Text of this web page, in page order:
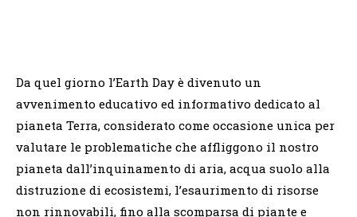
Da quel giorno l’Earth Day è divenuto un
avvenimento educativo ed informativo dedicato al
pianeta Terra, considerato come occasione unica per
valutare le problematiche che affliggono il nostro
pianeta dall’inquinamento di aria, acqua suolo alla
distruzione di ecosistemi, l’esaurimento di risorse
non rinnovabili, fino alla scomparsa di piante e